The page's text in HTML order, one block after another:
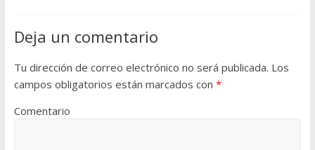
Deja un comentario
Tu dirección de correo electrónico no será publicada. Los
campos obligatorios están marcados con *
Comentario